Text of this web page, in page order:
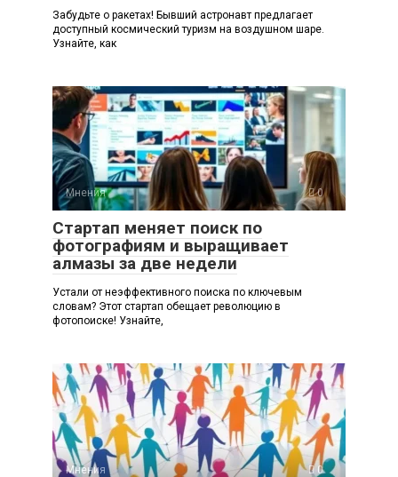
Забудьте о ракетах! Бывший астронавт предлагает
доступный космический туризм на воздушном шаре.
Узнайте, как
Мнения 0
Стартап меняет поиск по
фотографиям и выращивает
алмазы за две недели
Устали от неэффективного поиска по ключевым
словам? Этот стартап обещает революцию в
фотопоиске! Узнайте,
Мнения 0